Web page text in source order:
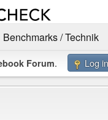
Benchmarks / Technik
Forum. Log in